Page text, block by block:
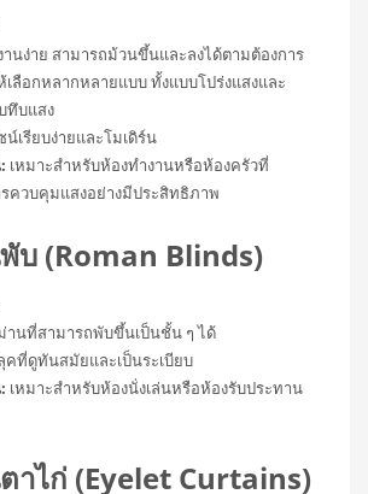
านง่าย สามารถม้วนขึ้นและลงได้ตามต้องการ
เลือกหลากหลายแบบ ทั้งแบบโปร่งแสงและ
ทึบแสง
น์เรียบง่ายและโมเดิร์น
เหมาะสำหรับห้องทำงานหรือห้องครัวที่
รควบคุมแสงอย่างมีประสิทธิภาพ
บ (Roman Blinds)
านที่สามารถพับขึ้นเป็นชั้น ๆ ได้
คที่ดูทันสมัยและเป็นระเบียบ
เหมาะสำหรับห้องนั่งเล่นหรือห้องรับประทาน
าไก่ (Eyelet Curtains)